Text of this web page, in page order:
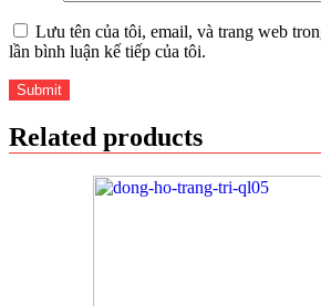
Lưu tên của tôi, email, và trang web
lần bình luận kế tiếp của tôi.
Related products